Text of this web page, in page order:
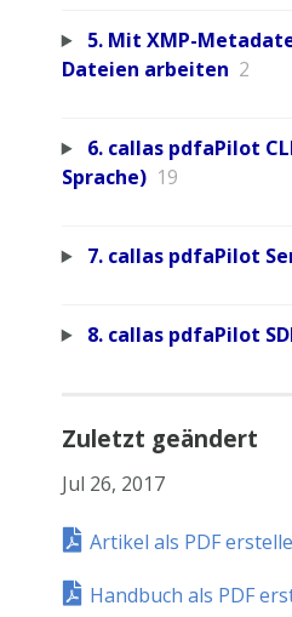
5. Mit XMP-
Dateien arbeiten 2
6. callas pdfaPilot
Sprache) 19
7. callas pdfaPilot
8. callas pdfaPilot
Zuletzt geändert
Jul 26, 2017
Artikel als PDF
Handbuch als PDF